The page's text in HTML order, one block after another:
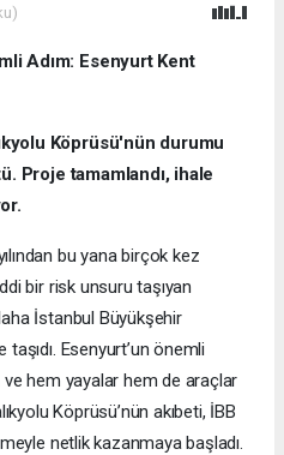
Adım: Esenyurt Kent
Köprüsü'nün durumu
Proje tamamlandı, ihale
bu yana birçok kez
bir risk unsuru taşıyan
İstanbul Büyükşehir
Esenyurt’un önemli
hem yayalar hem de araçlar
Köprüsü’nün akıbeti, İBB
netlik kazanmaya başladı.